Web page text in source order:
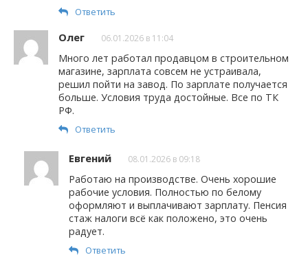
Ответить
Олег 06.01.2026 в 11:04
Много лет работал продавцом в строительном
магазине, зарплата совсем не устраивала,
решил пойти на завод. По зарплате получается
больше. Условия труда достойные. Все по ТК
РФ.
Ответить
Евгений 08.01.2026 в 09:18
Работаю на производстве. Очень хорошие
рабочие условия. Полностью по белому
оформляют и выплачивают зарплату. Пенсия
стаж налоги всё как положено, это очень
радует.
Ответить